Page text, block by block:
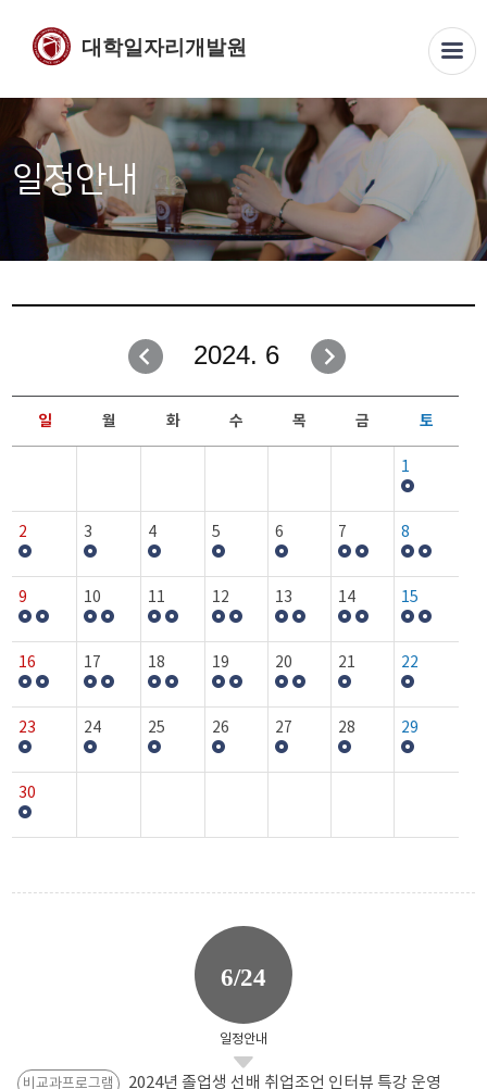
대학일자리개발원
일정안내
2024. 6
일 월 화 수 목 금 토
1
2 3 4 5 6 7 8
9 10 11 12 13 14 15
16 17 18 19 20 21 22
23 24 25 26 27 28 29
30
6/24
일정안내
비교과프로그램 2024년 졸업생 선배 취업조언 인터뷰 특강 운영